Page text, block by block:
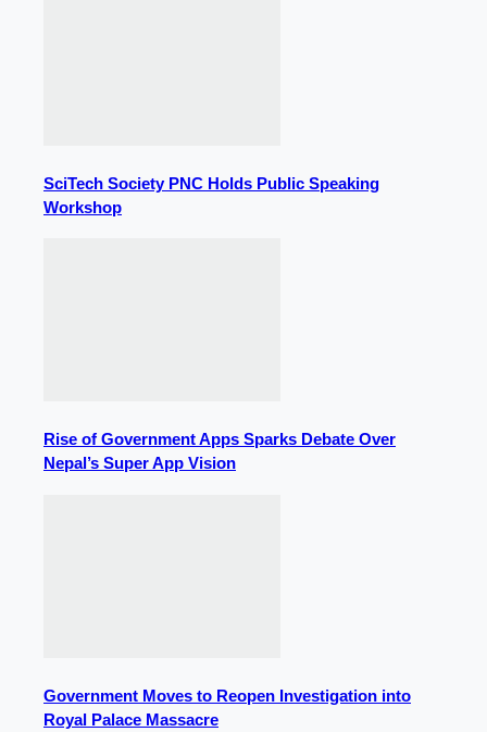
SciTech Society PNC Holds Public Speaking
Workshop
Rise of Government Apps Sparks Debate Over
Nepal’s Super App Vision
Government Moves to Reopen Investigation into
Royal Palace Massacre